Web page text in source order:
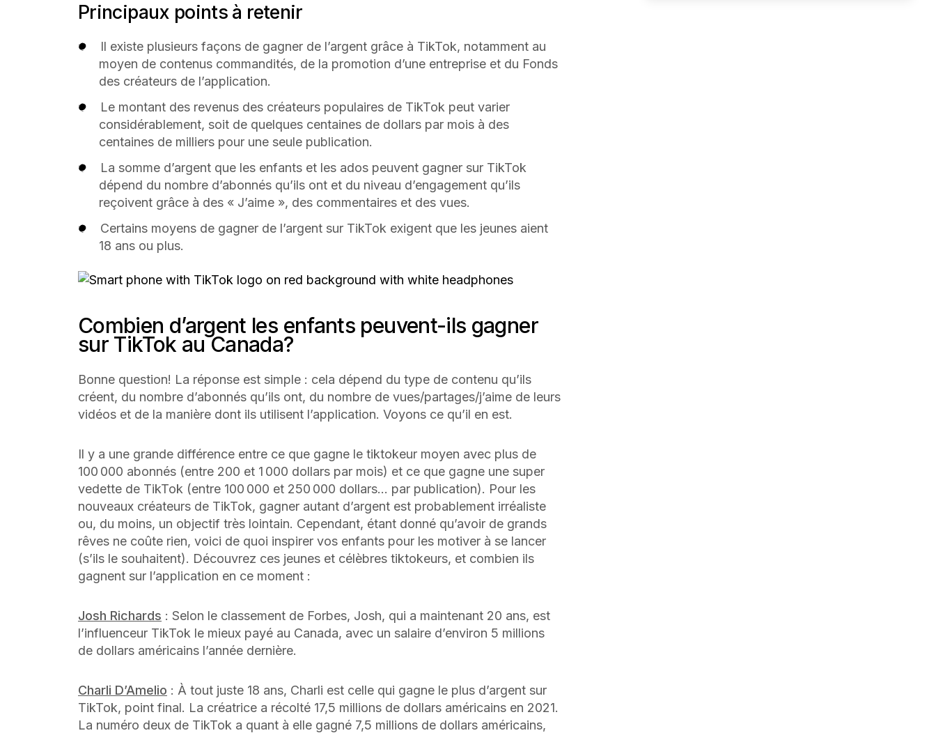
Principaux points à retenir
Il existe plusieurs façons de gagner de l’argent grâce à TikTok, notamment au
moyen de contenus commandités, de la promotion d’une entreprise et du Fonds
des créateurs de l’application.
Le montant des revenus des créateurs populaires de TikTok peut varier
considérablement, soit de quelques centaines de dollars par mois à des
centaines de milliers pour une seule publication.
La somme d’argent que les enfants et les ados peuvent gagner sur TikTok
dépend du nombre d’abonnés qu’ils ont et du niveau d’engagement qu’ils
reçoivent grâce à des « J’aime », des commentaires et des vues.
Certains moyens de gagner de l’argent sur TikTok exigent que les jeunes aient
18 ans ou plus.
Combien d’argent les enfants peuvent-ils gagner
sur TikTok au Canada?
Bonne question! La réponse est simple : cela dépend du type de contenu qu’ils
créent, du nombre d’abonnés qu’ils ont, du nombre de vues/partages/j’aime de leurs
vidéos et de la manière dont ils utilisent l’application. Voyons ce qu’il en est.
Il y a une grande différence entre ce que gagne le tiktokeur moyen avec plus de
100 000 abonnés (entre 200 et 1 000 dollars par mois) et ce que gagne une super
vedette de TikTok (entre 100 000 et 250 000 dollars… par publication). Pour les
nouveaux créateurs de TikTok, gagner autant d’argent est probablement irréaliste
ou, du moins, un objectif très lointain. Cependant, étant donné qu’avoir de grands
rêves ne coûte rien, voici de quoi inspirer vos enfants pour les motiver à se lancer
(s’ils le souhaitent). Découvrez ces jeunes et célèbres tiktokeurs, et combien ils
gagnent sur l’application en ce moment :
Josh Richards : Selon le classement de Forbes, Josh, qui a maintenant 20 ans, est
l’influenceur TikTok le mieux payé au Canada, avec un salaire d’environ 5 millions
de dollars américains l’année dernière.
Charli D’Amelio : À tout juste 18 ans, Charli est celle qui gagne le plus d’argent sur
TikTok, point final. La créatrice a récolté 17,5 millions de dollars américains en 2021.
La numéro deux de TikTok a quant à elle gagné 7,5 millions de dollars américains,